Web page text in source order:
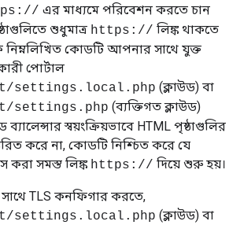
এর মাধ্যমে পরিবেশন করতে চান
শুধুমাত্র https:// লিঙ্ক থাকতে
কোডটি আপনার সাথে যুক্ত
পোর্টাল
settings.local.php (ক্লাউড) বা
settings.php (ব্যক্তিগত ক্লাউড)
স্বয়ংক্রিয়ভাবে HTML পৃষ্ঠাগুলির
করে না, কোডটি নিশ্চিত করে যে
করা সমস্ত লিঙ্ক https:// দিয়ে শুরু হয়।
সাথে TLS কনফিগার করতে,
settings.local.php (ক্লাউড) বা